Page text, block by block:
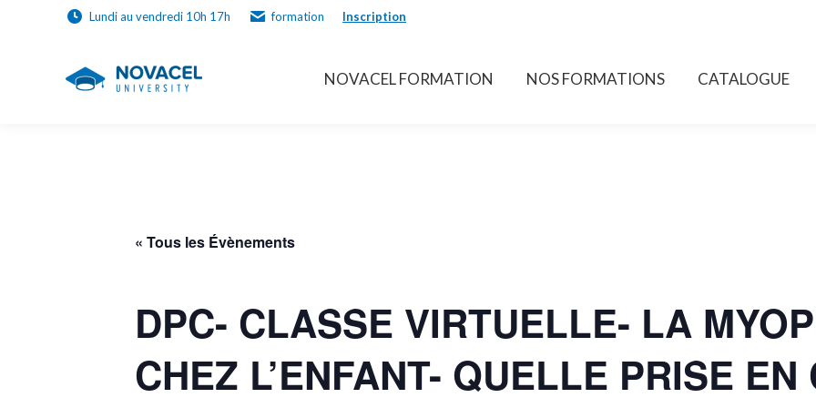
Lundi au vendredi 10h 17h formation Inscription
NOVACEL FORMATION NOS FORMATIONS CATALOGUE
« Tous les Évènements
DPC- CLASSE VIRTUELLE- LA
CHEZ L’ENFANT- QUELLE PRISE